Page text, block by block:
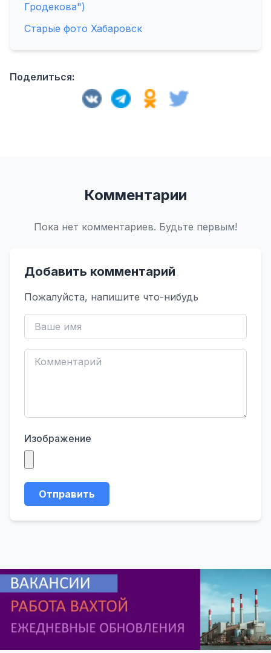
Гродекова")
Старые фото Хабаровск
Поделиться:
Комментарии
Пока нет комментариев. Будьте первым!
Добавить комментарий
Пожалуйста, напишите что-нибудь
Изображение
Отправить